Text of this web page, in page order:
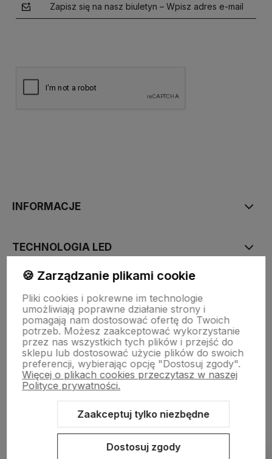
Zapisz się na nasz biuletyn – Wpisz adres e-mail
INFORMACJE
TECHNOLOGIA LED
O FIRMIE
Sklep internetowy Shoper.pl Szablon Shoper Modern 3.0™
🍪 Zarządzanie plikami cookie
Pliki cookies i pokrewne im technologie
umożliwiają poprawne działanie strony i
pomagają nam dostosować ofertę do Twoich
potrzeb. Możesz zaakceptować wykorzystanie
przez nas wszystkich tych plików i przejść do
sklepu lub dostosować użycie plików do swoich
preferencji, wybierając opcję "Dostosuj zgody".
Więcej o plikach cookies przeczytasz w naszej
Polityce prywatności.
Zaakceptuj tylko niezbędne
Dostosuj zgody